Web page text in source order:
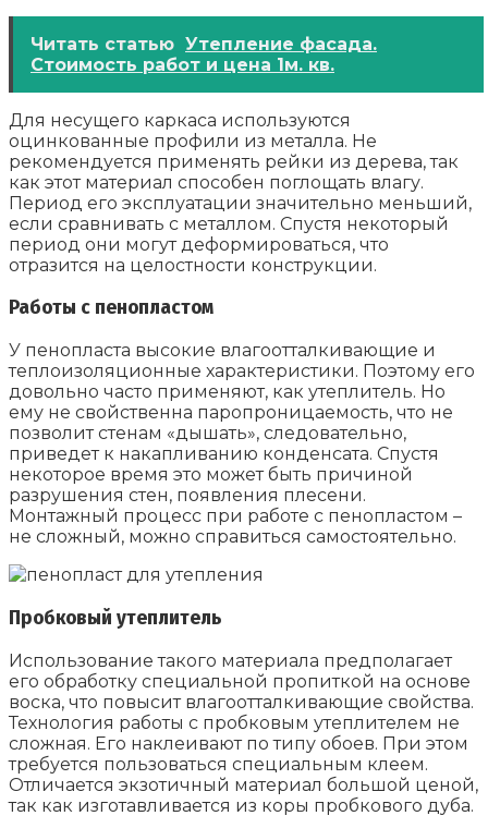
Читать статью Утепление фасада.
Стоимость работ и цена 1м. кв.
Для несущего каркаса используются
оцинкованные профили из металла. Не
рекомендуется применять рейки из дерева, так
как этот материал способен поглощать влагу.
Период его эксплуатации значительно меньший,
если сравнивать с металлом. Спустя некоторый
период они могут деформироваться, что
отразится на целостности конструкции.
Работы с пенопластом
У пенопласта высокие влагоотталкивающие и
теплоизоляционные характеристики. Поэтому его
довольно часто применяют, как утеплитель. Но
ему не свойственна паропроницаемость, что не
позволит стенам «дышать», следовательно,
приведет к накапливанию конденсата. Спустя
некоторое время это может быть причиной
разрушения стен, появления плесени.
Монтажный процесс при работе с пенопластом –
не сложный, можно справиться самостоятельно.
Пробковый утеплитель
Использование такого материала предполагает
его обработку специальной пропиткой на основе
воска, что повысит влагоотталкивающие свойства.
Технология работы с пробковым утеплителем не
сложная. Его наклеивают по типу обоев. При этом
требуется пользоваться специальным клеем.
Отличается экзотичный материал большой ценой,
так как изготавливается из коры пробкового дуба.